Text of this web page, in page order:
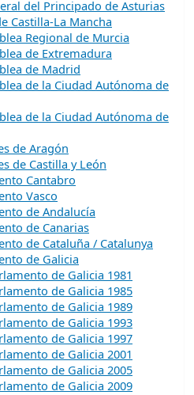
del Principado de Asturias
Castilla-La Mancha
Regional de Murcia
de Extremadura
de Madrid
de la Ciudad Autónoma de
de la Ciudad Autónoma de
de Aragón
de Castilla y León
Cantabro
Vasco
de Andalucía
de Canarias
de Cataluña / Catalunya
de Galicia
de Galicia 1981
de Galicia 1985
de Galicia 1989
de Galicia 1993
de Galicia 1997
de Galicia 2001
de Galicia 2005
de Galicia 2009